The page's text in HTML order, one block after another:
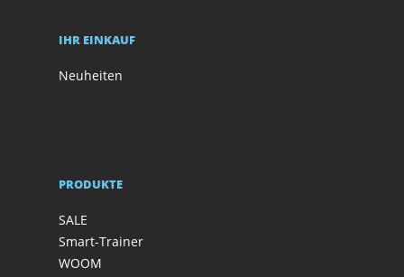
IHR EINKAUF
Neuheiten
PRODUKTE
SALE
Smart-Trainer
WOOM